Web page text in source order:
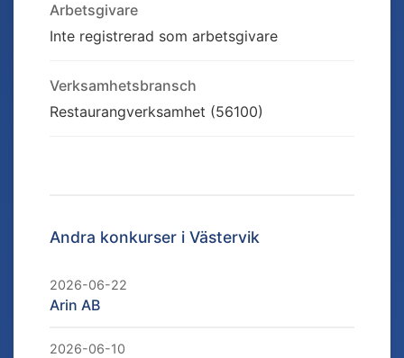
Arbetsgivare
Inte registrerad som arbetsgivare
Verksamhetsbransch
Restaurangverksamhet (56100)
Andra konkurser i Västervik
2026-06-22
Arin AB
2026-06-10